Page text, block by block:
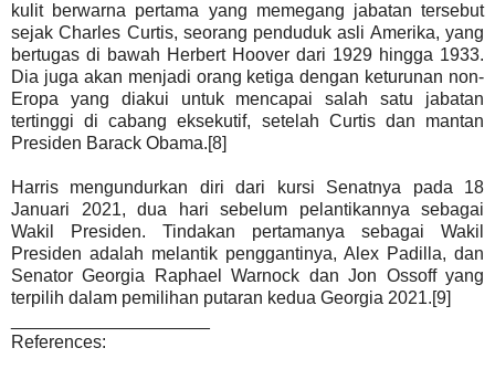
kulit berwarna pertama yang memegang jabatan tersebut
sejak Charles Curtis, seorang penduduk asli Amerika, yang
bertugas di bawah Herbert Hoover dari 1929 hingga 1933.
Dia juga akan menjadi orang ketiga dengan keturunan non-
Eropa yang diakui untuk mencapai salah satu jabatan
tertinggi di cabang eksekutif, setelah Curtis dan mantan
Presiden Barack Obama.[8]
Harris mengundurkan diri dari kursi Senatnya pada 18
Januari 2021, dua hari sebelum pelantikannya sebagai
Wakil Presiden. Tindakan pertamanya sebagai Wakil
Presiden adalah melantik penggantinya, Alex Padilla, dan
Senator Georgia Raphael Warnock dan Jon Ossoff yang
terpilih dalam pemilihan putaran kedua Georgia 2021.[9]
References: